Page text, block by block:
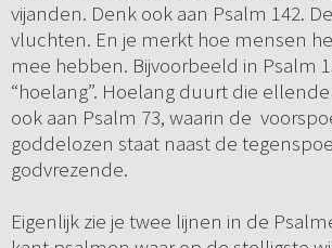
vijanden. Denk ook aan Psalm 142.
vluchten. En je merkt hoe mensen
mee hebben. Bijvoorbeeld in Psalm
“hoelang”. Hoelang duurt die
ook aan Psalm 73, waarin de
goddelozen staat naast de
godvrezende.
Eigenlijk zie je twee lijnen in de